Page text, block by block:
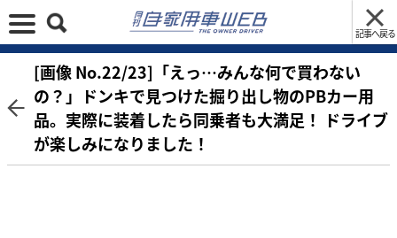
記事へ戻る
[画像 No.22/23]「えっ…みんな何で買わない
の？」ドンキで見つけた掘り出し物のPBカー用
品。実際に装着したら同乗者も大満足！ ドライブ
が楽しみになりました！